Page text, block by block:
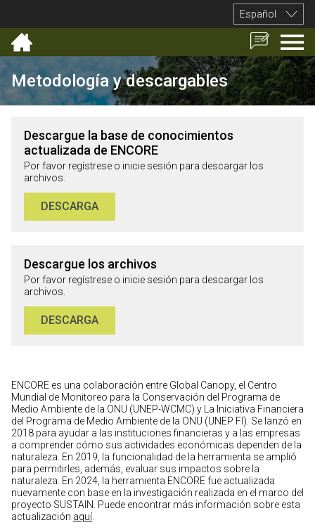
Español
Metodología y descargables
Descargue la base de conocimientos
actualizada de ENCORE​
Por favor regístrese o inicie sesión para descargar los
archivos.
DESCARGA
Descargue los archivos
Por favor regístrese o inicie sesión para descargar los
archivos.
DESCARGA
ENCORE es una colaboración entre Global Canopy, el Centro
Mundial de Monitoreo para la Conservación del Programa de
Medio Ambiente de la ONU (UNEP-WCMC) y La Iniciativa Financiera
del Programa de Medio Ambiente de la ONU (UNEP FI). Se lanzó en
2018 para ayudar a las instituciones financieras y a las empresas
a comprender cómo sus actividades económicas dependen de la
naturaleza. En 2019, la funcionalidad de la herramienta se amplió
para permitirles, además, evaluar sus impactos sobre la
naturaleza. En 2024, la herramienta ENCORE fue actualizada
nuevamente con base en la investigación realizada en el marco del
proyecto SUSTAIN. Puede encontrar más información sobre esta
actualización aquí